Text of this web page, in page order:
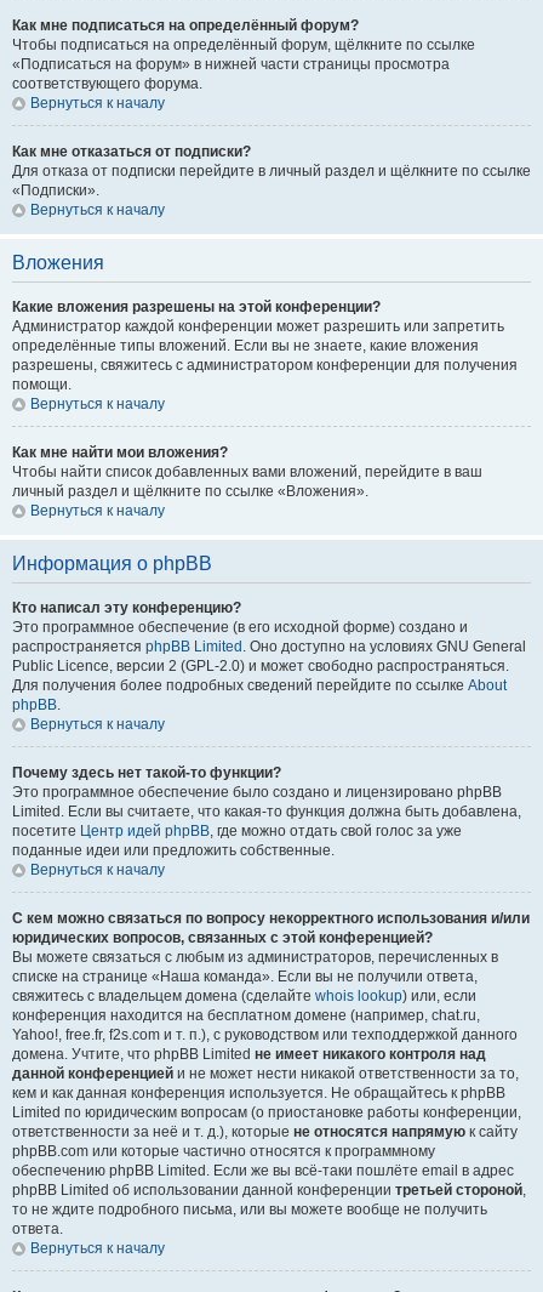
Как мне подписаться на определённый форум?
Чтобы подписаться на определённый форум, щёлкните по ссылке
«Подписаться на форум» в нижней части страницы просмотра
соответствующего форума.
Вернуться к началу
Как мне отказаться от подписки?
Для отказа от подписки перейдите в личный раздел и щёлкните по ссылке
«Подписки».
Вернуться к началу
Вложения
Какие вложения разрешены на этой конференции?
Администратор каждой конференции может разрешить или запретить
определённые типы вложений. Если вы не знаете, какие вложения
разрешены, свяжитесь с администратором конференции для получения
помощи.
Вернуться к началу
Как мне найти мои вложения?
Чтобы найти список добавленных вами вложений, перейдите в ваш
личный раздел и щёлкните по ссылке «Вложения».
Вернуться к началу
Информация о phpBB
Кто написал эту конференцию?
Это программное обеспечение (в его исходной форме) создано и
распространяется phpBB Limited . Оно доступно на условиях GNU General
Public Licence, версии 2 (GPL-2.0) и может свободно распространяться.
Для получения более подробных сведений перейдите по ссылке About
phpBB.
Вернуться к началу
Почему здесь нет такой-то функции?
Это программное обеспечение было создано и лицензировано phpBB
Limited. Если вы считаете, что какая-то функция должна быть добавлена,
посетите Центр идей phpBB, где можно отдать свой голос за уже
поданные идеи или предложить собственные.
Вернуться к началу
С кем можно связаться по вопросу некорректного использования и/или
юридических вопросов, связанных с этой конференцией?
Вы можете связаться с любым из администраторов, перечисленных в
списке на странице «Наша команда». Если вы не получили ответа,
свяжитесь с владельцем домена (сделайте whois lookup) или, если
конференция находится на бесплатном домене (например, chat.ru,
Yahoo!, free.fr, f2s.com и т. п.), с руководством или техподдержкой данного
домена. Учтите, что phpBB Limited не имеет никакого контроля над
данной конференцией и не может нести никакой ответственности за то,
кем и как данная конференция используется. Не обращайтесь к phpBB
Limited по юридическим вопросам (о приостановке работы конференции,
ответственности за неё и т. д.), которые не относятся напрямую к сайту
phpBB.com или которые частично относятся к программному
обеспечению phpBB Limited. Если же вы всё-таки пошлёте email в адрес
phpBB Limited об использовании данной конференции третьей стороной,
то не ждите подробного письма, или вы можете вообще не получить
ответа.
Вернуться к началу